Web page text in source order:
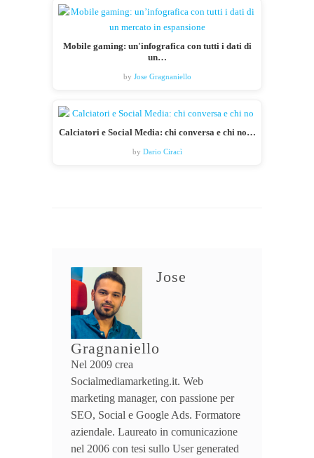
Mobile gaming: un'infografica con tutti i dati di
un…
by Jose Gragnaniello
Calciatori e Social Media: chi conversa e chi no…
by Dario Ciracì
Jose
Gragnaniello
Nel 2009 crea
Socialmediamarketing.it. Web
marketing manager, con passione per
SEO, Social e Google Ads. Formatore
aziendale. Laureato in comunicazione
nel 2006 con tesi sullo User generated